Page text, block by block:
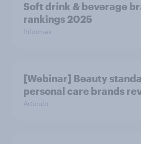
Soft drink & beverage
rankings 2025
Informes
[Webinar] Beauty
personal care brands
Artículo